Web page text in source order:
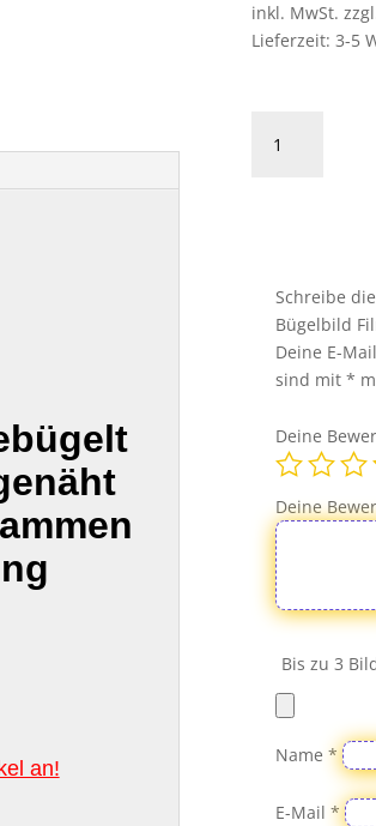
an!
inkl. MwSt.
Lieferzeit: 3-5
der
Film
Movie
Friday
the
Jason
Horror
Menge
Schreibe
Bügelbild
Deine E-
sind mit*
Deine
Deine
Bis zu 3
Name*
E-Mail*